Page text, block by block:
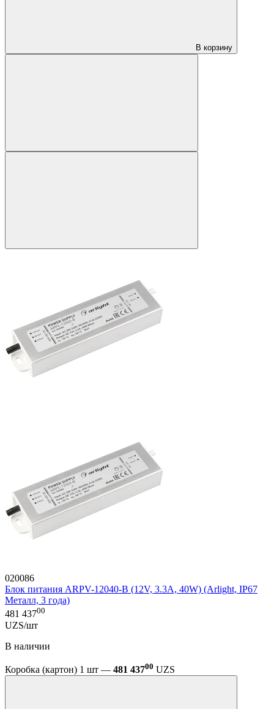
В корзину
020086
Блок питания ARPV-12040-B (12V, 3.3A, 40W) (Arlight, IP67
Металл, 3 года)
481 43700
UZS/шт
В наличии
Коробка (картон) 1 шт — 481 43700 UZS